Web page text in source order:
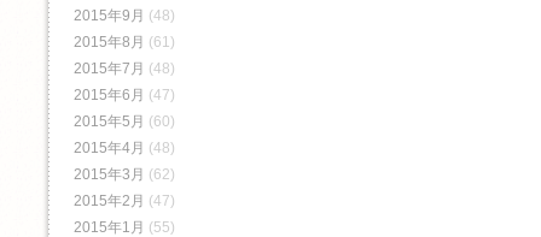
2015年9月 (48)
2015年8月 (61)
2015年7月 (48)
2015年6月 (47)
2015年5月 (60)
2015年4月 (48)
2015年3月 (62)
2015年2月 (47)
2015年1月 (55)